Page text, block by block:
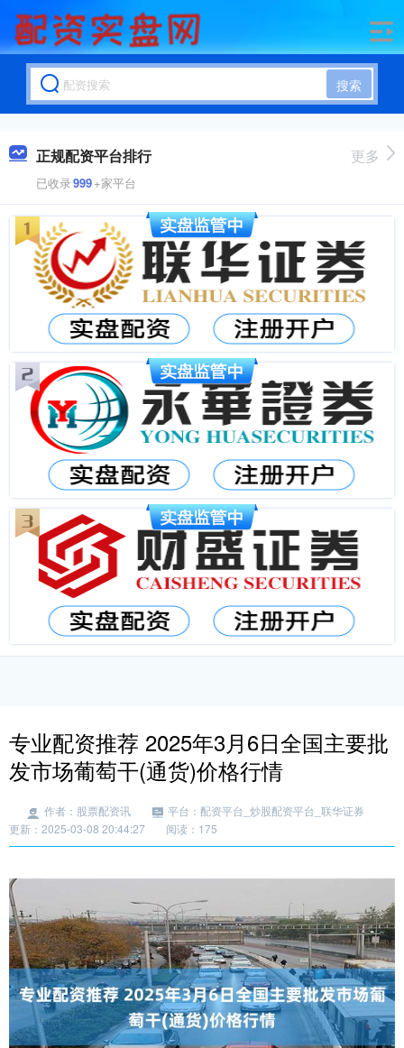
搜索
正规配资平台排行
已收录999+家平台
更多
专业配资推荐 2025年3月6日全国主要批
发市场葡萄干(通货)价格行情
作者：股票配资讯
平台：配资平台_炒股配资平台_联华证券
更新：2025-03-08 20:44:27
阅读：175